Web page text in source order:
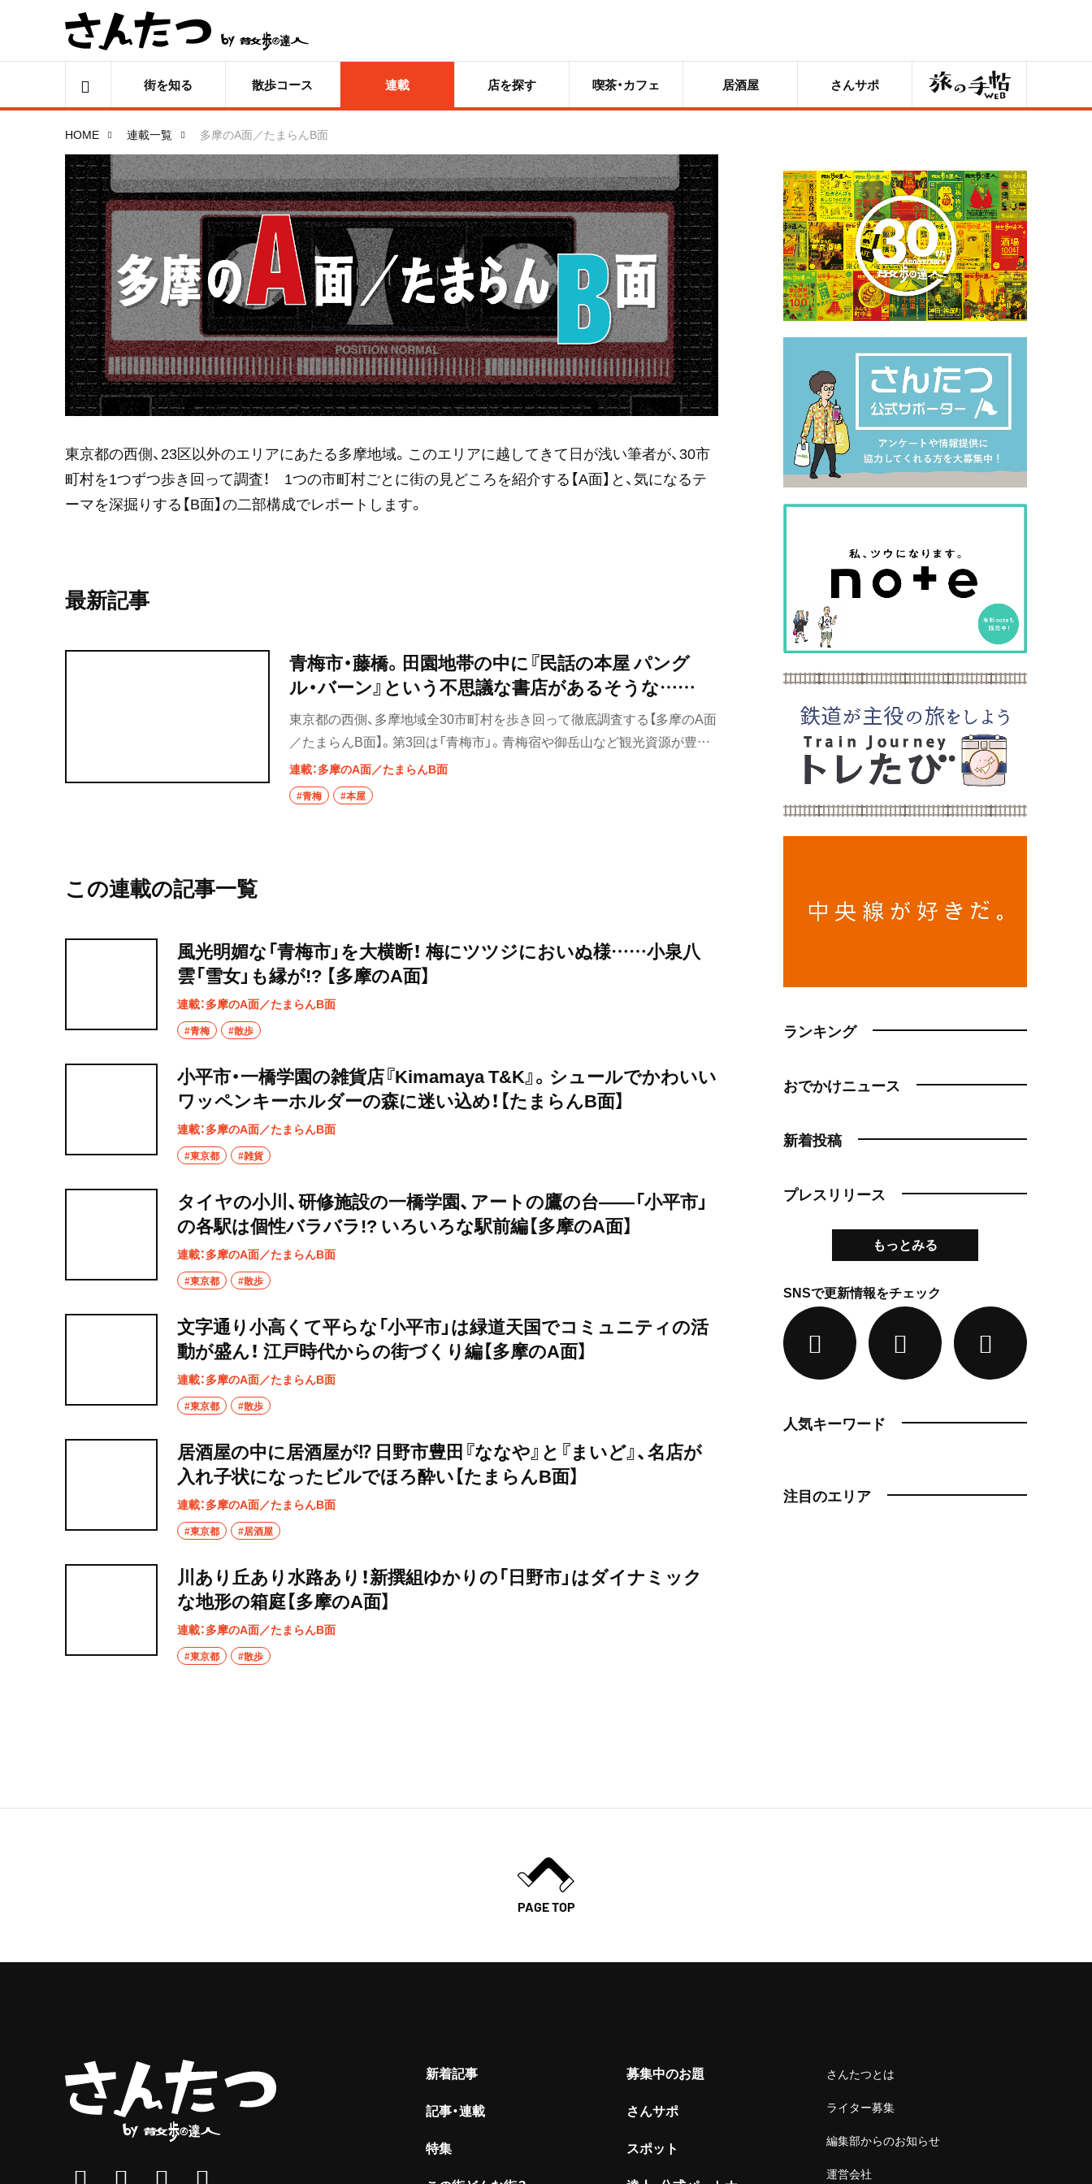
街を知る 散歩コース 連載 店を探す 喫茶・カフェ 居酒屋 さんサポ 旅の手帖
HOME 連載一覧 多摩のA面／たまらんB面
東京都の西側、23区以外のエリアにあたる多摩地域。このエリアに越してきて日が浅い筆者が、30市
町村を1つずつ歩き回って調査！ 1つの市町村ごとに街の見どころを紹介する【A面】と、気になるテ
ーマを深掘りする【B面】の二部構成でレポートします。
最新記事
青梅市・藤橋。田園地帯の中に『民話の本屋 パング
ル・バーン』という不思議な書店があるそうな……
東京都の西側、多摩地域全30市町村を歩き回って徹底調査する【多摩のA面
／たまらんB面】。第3回は「青梅市」。青梅宿や御岳山など観光資源が豊
富。小泉八雲「雪女」にも縁がある青梅市内に、「民話専門」の書店があるそ
うで……。各市町村の気になる話題・心ひかれるスポットを深掘るサイ
ド。【青梅市のB面】をレポートします。
連載：多摩のA面／たまらんB面
#青梅 #本屋
この連載の記事一覧
風光明媚な「青梅市」を大横断！ 梅にツツジにおいぬ様……小泉八
雲「雪女」も縁が!? 【多摩のA面】
連載：多摩のA面／たまらんB面
#青梅 #散歩
小平市・一橋学園の雑貨店『Kimamaya T&K』。シュールでかわいい
ワッペンキーホルダーの森に迷い込め！【たまらんB面】
連載：多摩のA面／たまらんB面
#東京都 #雑貨
タイヤの小川、研修施設の一橋学園、アートの鷹の台——「小平市」
の各駅は個性バラバラ!? いろいろな駅前編【多摩のA面】
連載：多摩のA面／たまらんB面
#東京都 #散歩
文字通り小高くて平らな「小平市」は緑道天国でコミュニティの活
動が盛ん！ 江戸時代からの街づくり編【多摩のA面】
連載：多摩のA面／たまらんB面
#東京都 #散歩
居酒屋の中に居酒屋が⁉ 日野市豊田『ななや』と『まいど』、名店が
入れ子状になったビルでほろ酔い【たまらんB面】
連載：多摩のA面／たまらんB面
#東京都 #居酒屋
川あり丘あり水路あり！新撰組ゆかりの「日野市」はダイナミック
な地形の箱庭【多摩のA面】
連載：多摩のA面／たまらんB面
#東京都 #散歩
ランキング
おでかけニュース
新着投稿
プレスリリース
もっとみる
SNSで更新情報をチェック
人気キーワード
注目のエリア
PAGE TOP
新着記事
記事・連載
特集
募集中のお題
さんサポ
スポット
さんたつとは
ライター募集
編集部からのお知らせ
運営会社